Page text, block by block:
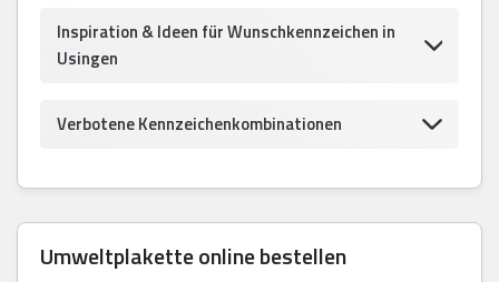
Inspiration & Ideen für Wunschkennzeichen in
Usingen
Verbotene Kennzeichenkombinationen
Umweltplakette online bestellen